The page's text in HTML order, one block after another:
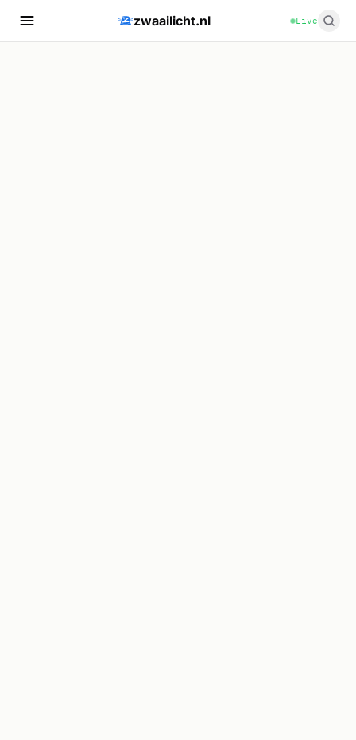
zwaailicht.nl Live